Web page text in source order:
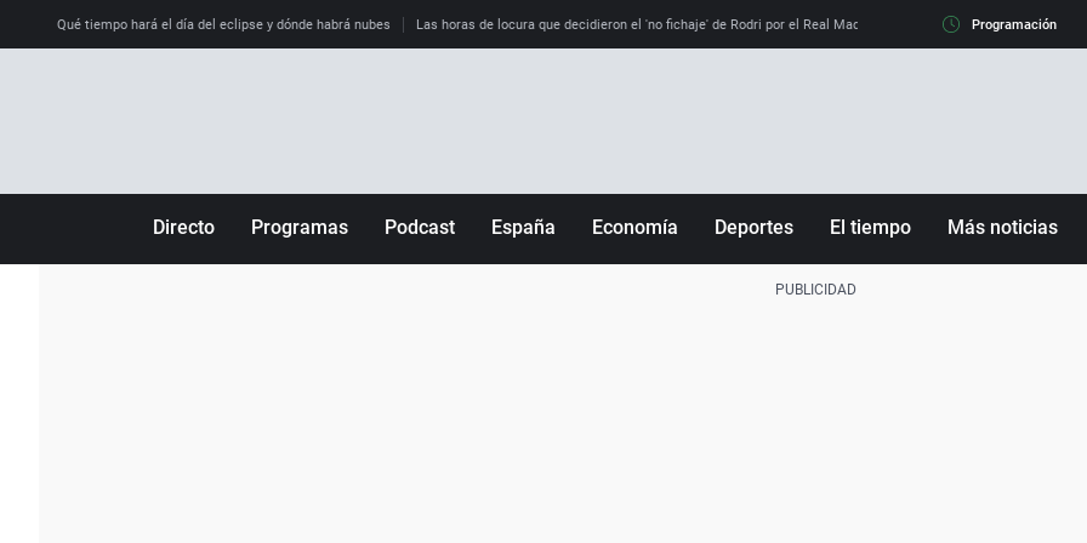
Qué tiempo hará el día del eclipse y dónde habrá nubes Las horas de locura que decidieron el 'no fichaje' de Rodri por el Real Madrid y su 'sí' al Barça La llamada
Programación
Directo Programas Podcast España Economía Deportes El tiempo Más noticias